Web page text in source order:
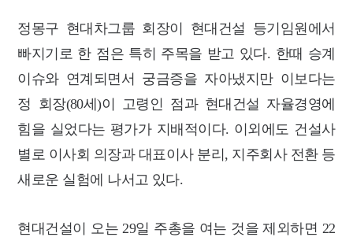
정몽구 현대차그룹 회장이 현대건설 등기임원에서
빠지기로 한 점은 특히 주목을 받고 있다. 한때 승계
이슈와 연계되면서 궁금증을 자아냈지만 이보다는
정 회장(80세)이 고령인 점과 현대건설 자율경영에
힘을 실었다는 평가가 지배적이다. 이외에도 건설사
별로 이사회 의장과 대표이사 분리, 지주회사 전환 등
새로운 실험에 나서고 있다.
현대건설이 오는 29일 주총을 여는 것을 제외하면 22